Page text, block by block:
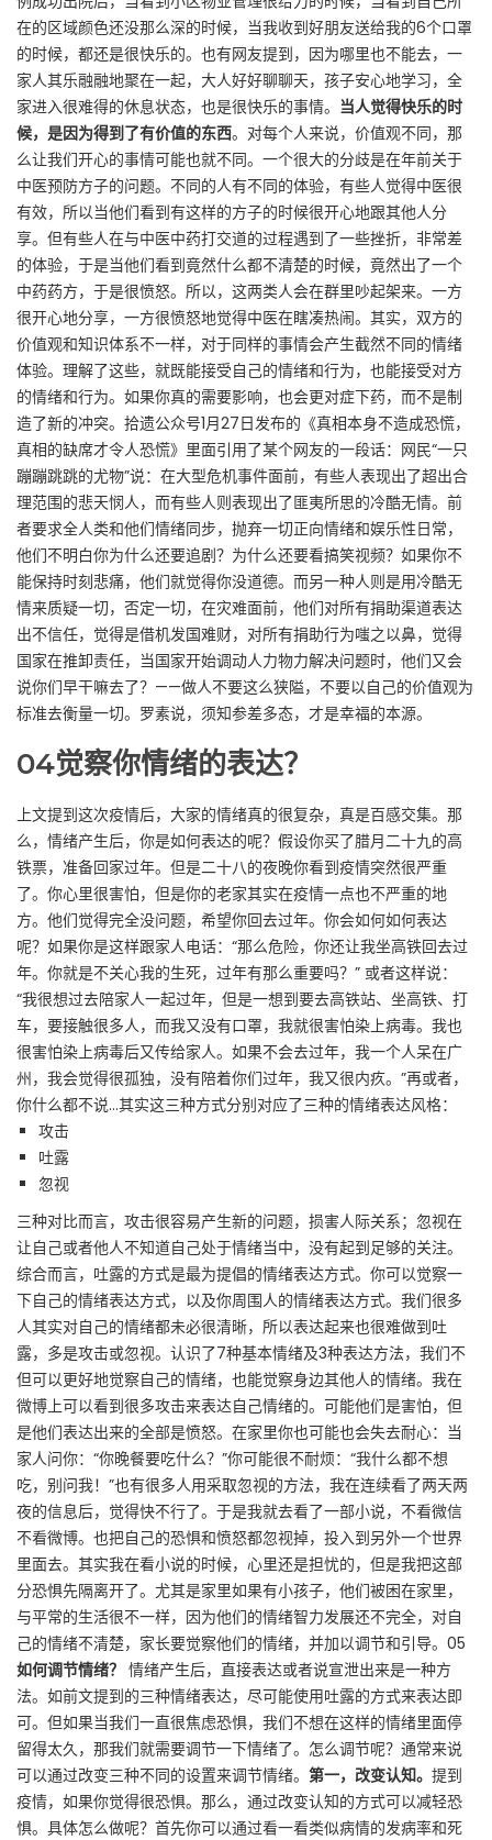
在的区域颜色还没那么深的时候，当我收到好朋友送给我的6个口罩
的时候，都还是很快乐的。也有网友提到，因为哪里也不能去，一
家人其乐融融地聚在一起，大人好好聊聊天，孩子安心地学习，全
家进入很难得的休息状态，也是很快乐的事情。 当人觉得快乐的时
候，是因为得到了有价值的东西。对每个人来说，价值观不同，那
么让我们开心的事情可能也就不同。一个很大的分歧是在年前关于
中医预防方子的问题。不同的人有不同的体验，有些人觉得中医很
有效，所以当他们看到有这样的方子的时候很开心地跟其他人分
享。但有些人在与中医中药打交道的过程遇到了一些挫折，非常差
的体验，于是当他们看到竟然什么都不清楚的时候，竟然出了一个
中药药方，于是很愤怒。所以，这两类人会在群里吵起架来。一方
很开心地分享，一方很愤怒地觉得中医在瞎凑热闹。其实，双方的
价值观和知识体系不一样，对于同样的事情会产生截然不同的情绪
体验。理解了这些，就既能接受自己的情绪和行为，也能接受对方
的情绪和行为。如果你真的需要影响，也会更对症下药，而不是制
造了新的冲突。拾遗公众号1月27日发布的《真相本身不造成恐慌，
真相的缺席才令人恐慌》里面引用了某个网友的一段话：网民“一只
蹦蹦跳跳的尤物”说：在大型危机事件面前，有些人表现出了超出合
理范围的悲天悯人，而有些人则表现出了匪夷所思的冷酷无情。前
者要求全人类和他们情绪同步，抛弃一切正向情绪和娱乐性日常，
他们不明白你为什么还要追剧？为什么还要看搞笑视频？如果你不
能保持时刻悲痛，他们就觉得你没道德。而另一种人则是用冷酷无
情来质疑一切，否定一切，在灾难面前，他们对所有捐助渠道表达
出不信任，觉得是借机发国难财，对所有捐助行为嗤之以鼻，觉得
国家在推卸责任，当国家开始调动人力物力解决问题时，他们又会
说你们早干嘛去了？——做人不要这么狭隘，不要以自己的价值观为
标准去衡量一切。罗素说，须知参差多态，才是幸福的本源。
04觉察你情绪的表达？
上文提到这次疫情后，大家的情绪真的很复杂，真是百感交集。那
么，情绪产生后，你是如何表达的呢？假设你买了腊月二十九的高
铁票，准备回家过年。但是二十八的夜晚你看到疫情突然很严重
了。你心里很害怕，但是你的老家其实在疫情一点也不严重的地
方。他们觉得完全没问题，希望你回去过年。你会如何如何表达
呢？如果你是这样跟家人电话：“那么危险，你还让我坐高铁回去过
年。你就是不关心我的生死，过年有那么重要吗？” 或者这样说：
“我很想过去陪家人一起过年，但是一想到要去高铁站、坐高铁、打
车，要接触很多人，而我又没有口罩，我就很害怕染上病毒。我也
很害怕染上病毒后又传给家人。如果不会去过年，我一个人呆在广
州，我会觉得很孤独，没有陪着你们过年，我又很内疚。”再或者，
你什么都不说…其实这三种方式分别对应了三种的情绪表达风格：
攻击
吐露
忽视
三种对比而言，攻击很容易产生新的问题，损害人际关系；忽视在
让自己或者他人不知道自己处于情绪当中，没有起到足够的关注。
综合而言，吐露的方式是最为提倡的情绪表达方式。你可以觉察一
下自己的情绪表达方式，以及你周围人的情绪表达方式。我们很多
人其实对自己的情绪都未必很清晰，所以表达起来也很难做到吐
露，多是攻击或忽视。认识了7种基本情绪及3种表达方法，我们不
但可以更好地觉察自己的情绪，也能觉察身边其他人的情绪。我在
微博上可以看到很多攻击来表达自己情绪的。可能他们是害怕，但
是他们表达出来的全部是愤怒。在家里你也可能也会失去耐心：当
家人问你：“你晚餐要吃什么？”你可能很不耐烦：“我什么都不想
吃，别问我！”也有很多人用采取忽视的方法，我在连续看了两天两
夜的信息后，觉得快不行了。于是我就去看了一部小说，不看微信
不看微博。也把自己的恐惧和愤怒都忽视掉，投入到另外一个世界
里面去。其实我在看小说的时候，心里还是担忧的，但是我把这部
分恐惧先隔离开了。尤其是家里如果有小孩子，他们被困在家里，
与平常的生活很不一样，因为他们的情绪智力发展还不完全，对自
己的情绪不清楚，家长要觉察他们的情绪，并加以调节和引导。05
如何调节情绪？ 情绪产生后，直接表达或者说宣泄出来是一种方
法。如前文提到的三种情绪表达，尽可能使用吐露的方式来表达即
可。但如果当我们一直很焦虑恐惧，我们不想在这样的情绪里面停
留得太久，那我们就需要调节一下情绪了。怎么调节呢？通常来说
可以通过改变三种不同的设置来调节情绪。 第一，改变认知。 提到
疫情，如果你觉得很恐惧。那么，通过改变认知的方式可以减轻恐
惧。具体怎么做呢？首先你可以通过看一看类似病情的发病率和死